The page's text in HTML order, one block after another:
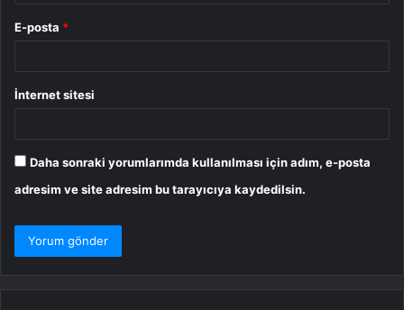
E-posta *
İnternet sitesi
Daha sonraki yorumlarımda kullanılması için adım, e-posta
adresim ve site adresim bu tarayıcıya kaydedilsin.